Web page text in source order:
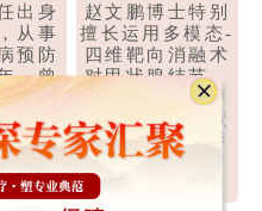
鹏博士特别
运用多模态-
靶向消融术
状腺结节、
腺腺瘤、甲
囊肿、甲状
头状癌等甲
疾.. 【详
细】
甘洪桥医师
省第二中医
门诊办主任
分泌科副主
副主任中医
四川省中医
理局第六批
和技术带头